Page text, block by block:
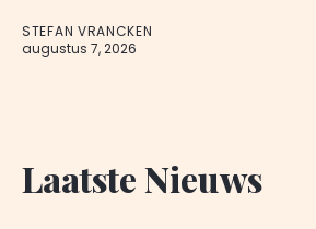
STEFAN VRANCKEN
augustus 7, 2026
Laatste Nieuws